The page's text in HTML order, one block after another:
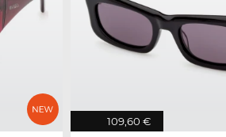
109,60 €